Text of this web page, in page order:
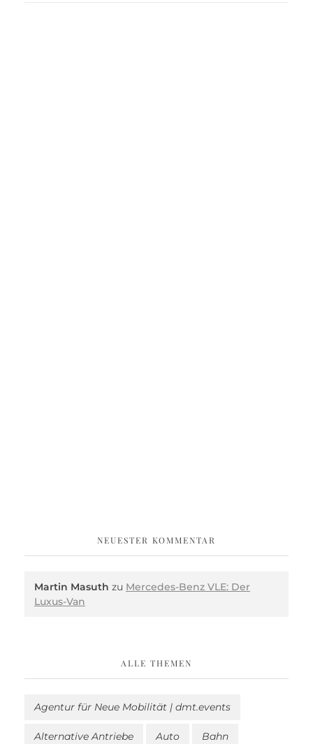
NEUESTER KOMMENTAR
Martin Masuth zu Mercedes-Benz VLE: Der
Luxus-Van
ALLE THEMEN
Agentur für Neue Mobilität | dmt.events
Alternative Antriebe Auto Bahn